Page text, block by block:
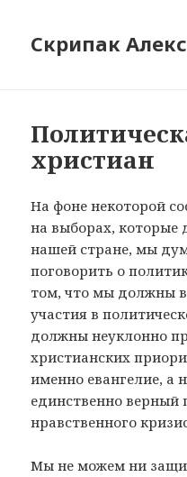
Скрипак
христиан
На фоне некоторой
на выборах, которые
нашей стране, мы
поговорить о
том, что мы должны
участия в
должны неуклонно
христианских
именно евангелие, а
единственно верный
нравственного
Мы не можем ни